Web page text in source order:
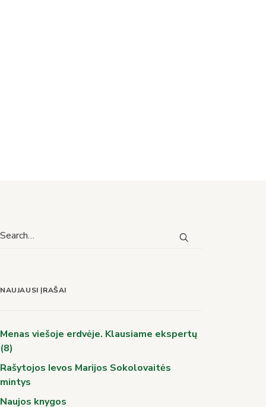
NAUJAUSI ĮRAŠAI
Menas viešoje erdvėje. Klausiame ekspertų
(8)
Rašytojos Ievos Marijos Sokolovaitės
mintys
Naujos knygos